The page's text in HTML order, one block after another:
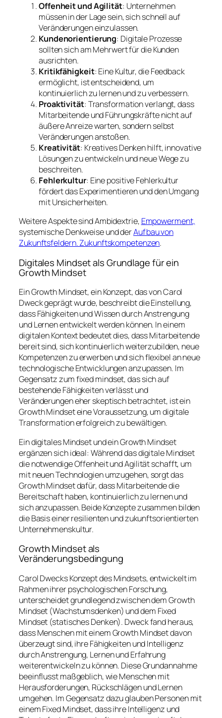
Offenheit und Agilität: Unternehmen
müssen in der Lage sein, sich schnell auf
Veränderungen einzulassen.
Kundenorientierung: Digitale Prozesse
sollten sich am Mehrwert für die Kunden
ausrichten.
Kritikfähigkeit: Eine Kultur, die Feedback
ermöglicht, ist entscheidend, um
kontinuierlich zu lernen und zu verbessern.
Proaktivität: Transformation verlangt, dass
Mitarbeitende und Führungskräfte nicht auf
äußere Anreize warten, sondern selbst
Veränderungen anstoßen.
Kreativität: Kreatives Denken hilft, innovative
Lösungen zu entwickeln und neue Wege zu
beschreiten.
Fehlerkultur: Eine positive Fehlerkultur
fördert das Experimentieren und den Umgang
mit Unsicherheiten.
Weitere Aspekte sind Ambidextrie, Empowerment,
systemische Denkweise und derAufbau von
Zukunftsfeldern. Zukunftskompetenzen.
Digitales Mindset als Grundlage für ein
Growth Mindset
Ein Growth Mindset, ein Konzept, das von Carol
Dweck geprägt wurde, beschreibt die Einstellung,
dass Fähigkeiten und Wissen durch Anstrengung
und Lernen entwickelt werden können. In einem
digitalen Kontext bedeutet dies, dass Mitarbeitende
bereit sind, sich kontinuierlich weiterzubilden, neue
Kompetenzen zu erwerben und sich flexibel an neue
technologische Entwicklungen anzupassen. Im
Gegensatz zumfixed mindset, das sich auf
bestehende Fähigkeiten verlässt und
Veränderungen eher skeptisch betrachtet, ist ein
Growth Mindset eine Voraussetzung, um digitale
Transformation erfolgreich zu bewältigen.
Ein digitales Mindset und ein Growth Mindset
ergänzen sich ideal: Während das digitale Mindset
die notwendige Offenheit und Agilität schafft, um
mit neuen Technologien umzugehen, sorgt das
Growth Mindset dafür, dass Mitarbeitende die
Bereitschaft haben, kontinuierlich zu lernen und
sich anzupassen. Beide Konzepte zusammen bilden
die Basis einer resilienten und zukunftsorientierten
Unternehmenskultur.
Growth Mindset als
Veränderungsbedingung
Carol Dwecks Konzept desMindsets, entwickelt im
Rahmen ihrer psychologischen Forschung,
unterscheidet grundlegend zwischen demGrowth
Mindset (Wachstumsdenken) und dem Fixed
Mindset (statisches Denken). Dweck fand heraus,
dass Menschen mit einem Growth Mindset davon
überzeugt sind, ihre Fähigkeiten und Intelligenz
durch Anstrengung, Lernen und Erfahrung
weiterentwickeln zu können. Diese Grundannahme
beeinflusst maßgeblich, wie Menschen mit
Herausforderungen, Rückschlägen und Lernen
umgehen. Im Gegensatz dazu glauben Personen mit
einem Fixed Mindset, dass ihre Intelligenz und